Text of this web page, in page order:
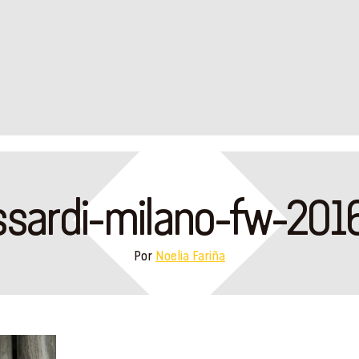
milano-fw-
Por Noelia Fariña